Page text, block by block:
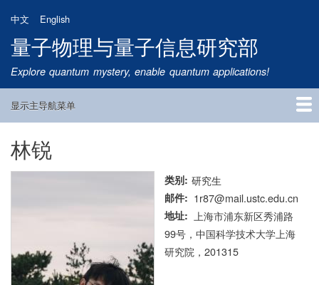
到
主
要
内
中文 English
量子物理与量子信息研究部
Explore quantum mystery, enable quantum applications!
Main
显示主导航菜单
首页
研究方向
量子卫星
团队成员
新闻动态
研究进展
学术报告
论文发表
公告通知
招生信息
相关链接
林锐
类别 研究生
邮件 1r87@mail.ustc.edu.cn
地址
上海市浦东新区秀浦路
99号，中国科学技术大学上海
研究院，201315